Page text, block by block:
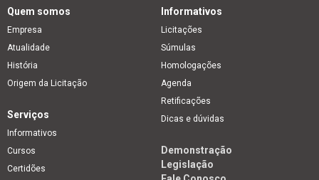
Quem somos
Empresa
Atualidade
História
Origem da Licitação
Informativos
Licitações
Súmulas
Homologações
Agenda
Retificações
Dicas e dúvidas
Serviços
Informativos
Cursos
Certidões
Demonstração
Legislação